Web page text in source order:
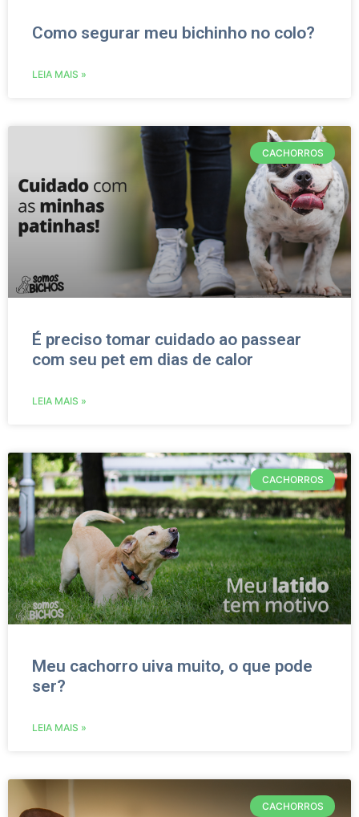
Como segurar meu bichinho no colo?
LEIA MAIS »
CACHORROS
É preciso tomar cuidado ao passear
com seu pet em dias de calor
LEIA MAIS »
CACHORROS
Meu cachorro uiva muito, o que pode
ser?
LEIA MAIS »
CACHORROS